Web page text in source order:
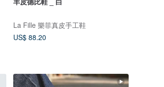
La Fille 樂菲真皮手工鞋
US$ 88.20